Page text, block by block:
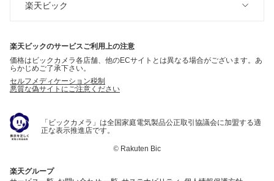
楽天ビック
楽天ビックのサービスご利用上の注意
価格はビックカメラ各店舗、他のECサイトとは異なる場合がございます。あ
らかじめご了承下さい。
セルフメディケーション税制
悪質な偽サイトにご注意ください
「ビックカメラ」は全国家庭電気製品公正取引協議会に加盟する適
正な表示推進店です。
© Rakuten Bic
楽天グループ